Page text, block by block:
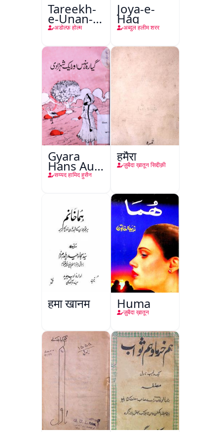
Tareekh-
e-Unan-e-
Qadeem
अडोल्फ़ होल्म
Joya-e-
Haq
अब्दुल हलीम शरर
Gyara
Hans Aur
Ekसय्यद हामिद हुसैन
हुमैरा
ज़ुबैदा ख़ातून सिद्दीक़ी
हुमा ख़ानम Huma
ज़ुबैदा ख़ातून